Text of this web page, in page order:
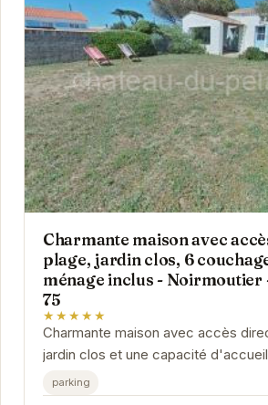
Charmante maison avec
plage, jardin clos, 6
ménage inclus - Noirmoutier
75
★★★★★
Charmante maison avec accès
jardin clos et une capacité
personnes. Le ménage est inclus.
parking